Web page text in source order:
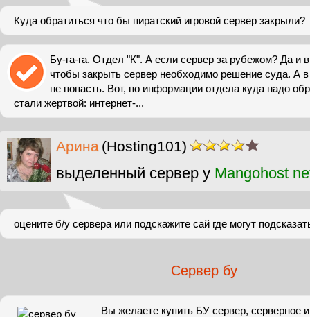
Куда обратиться что бы пиратский игровой сервер закрыли?
Бу-га-га. Отдел "К". А если сервер за рубежом? Да и
чтобы закрыть сервер необходимо решение суда. А в
не попасть. Вот, по информации отдела куда надо
стали жертвой: интернет-...
Арина (Hosting101)
выделенный сервер у Mangohost
оцените б/у сервера или подскажите сай где могут
Сервер бу
Вы желаете купить БУ сервер, серверное